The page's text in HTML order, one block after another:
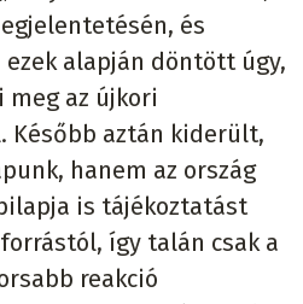
és
alapján döntött úgy,
meg az újkori
Később aztán kiderült,
hanem az ország
is tájékoztatást
így talán csak a
reakció